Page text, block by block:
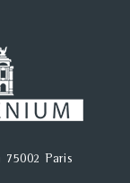
75002 Paris